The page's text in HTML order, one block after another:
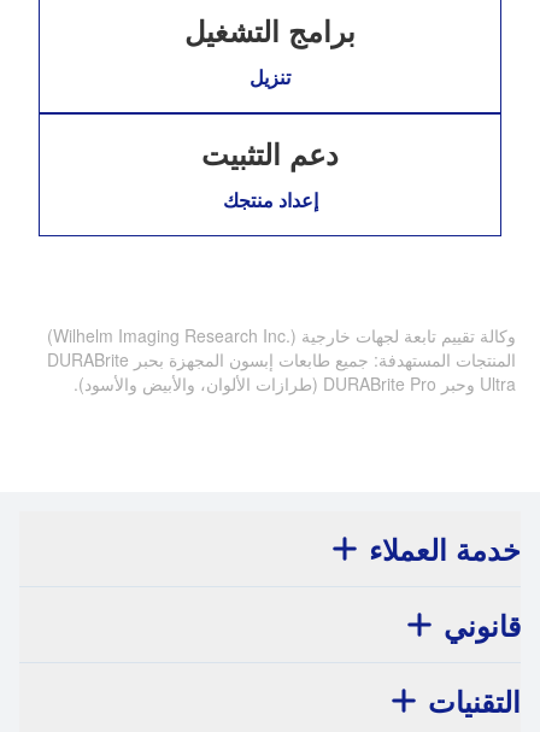
برامج التشغيل
تنزيل
دعم التثبيت
إعداد منتجك
وكالة تقييم تابعة لجهات خارجية (Wilhelm Imaging Research Inc.‎)
المنتجات المستهدفة: جميع طابعات إبسون المجهزة بحبر DURABrite
Ultra وحبر DURABrite Pro (طرازات الألوان، والأبيض والأسود).
خدمة العملاء
قانوني
التقنيات